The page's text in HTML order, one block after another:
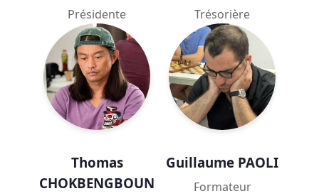
Présidente Trésorière
Thomas
CHOKBENGBOUN
Guillaume PAOLI
Formateur